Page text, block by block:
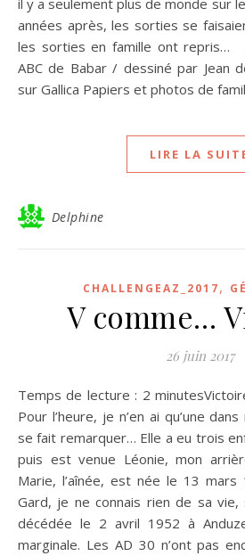
il y a seulement plus de monde sur
années après, les sorties se
les sorties en famille ont repris…
ABC de Babar / dessiné par Jean
sur Gallica Papiers et photos de
LIRE LA
Delphine
CHALLENGEAZ_2017,
V comme…
26 juin 2017
Temps de lecture : 2 minutesVictoire, un bien joli prénom.
Pour l’heure, je n’en ai qu’une
se fait remarquer… Elle a eu trois
puis est venue Léonie, mon
Marie, l’aînée, est née le 13 mars
Gard, je ne connais rien de sa vie,
décédée le 2 avril 1952 à
marginale. Les AD 30 n’ont pas